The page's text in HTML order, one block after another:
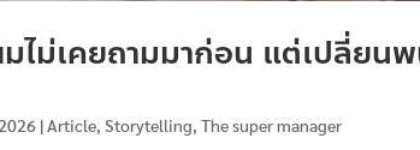
ไม่เคยถามมาก่อน แต่เปลี่ยน
|Article,Storytelling,The super manager